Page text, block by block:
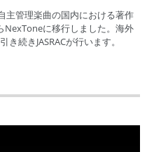
主管理楽曲の国内における著作
NexToneに移行しました。海外
続きJASRACが行います。